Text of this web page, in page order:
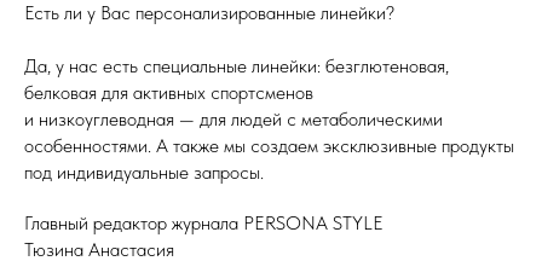
Есть ли у Вас персонализированные линейки?
Да, у нас есть специальные линейки: безглютеновая,
белковая для активных спортсменов
и низкоуглеводная — для людей с метаболическими
особенностями. А также мы создаем эксклюзивные продукты
под индивидуальные запросы.
Главный редактор журнала PERSONA STYLE
Тюзина Анастасия